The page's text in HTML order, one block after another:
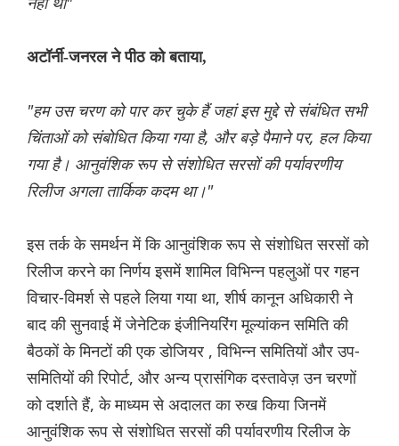
अटॉर्नी-जनरल ने पीठ को बताया,
"हम उस चरण को पार कर चुके हैं जहां इस मुद्दे से संबंधित सभी
चिंताओं को संबोधित किया गया है, और बड़े पैमाने पर, हल किया
गया है। आनुवंशिक रूप से संशोधित सरसों की पर्यावरणीय
रिलीज अगला तार्किक कदम था।"
इस तर्क के समर्थन में कि आनुवंशिक रूप से संशोधित सरसों को
रिलीज करने का निर्णय इसमें शामिल विभिन्न पहलुओं पर गहन
विचार-विमर्श से पहले लिया गया था, शीर्ष कानून अधिकारी ने
बाद की सुनवाई में जेनेटिक इंजीनियरिंग मूल्यांकन समिति की
बैठकों के मिनटों की एक डोजियर , विभिन्न समितियों और उप-
समितियों की रिपोर्ट, और अन्य प्रासंगिक दस्तावेज़ उन चरणों
को दर्शाते हैं, के माध्यम से अदालत का रुख किया जिनमें
आनुवंशिक रूप से संशोधित सरसों की पर्यावरणीय रिलीज के